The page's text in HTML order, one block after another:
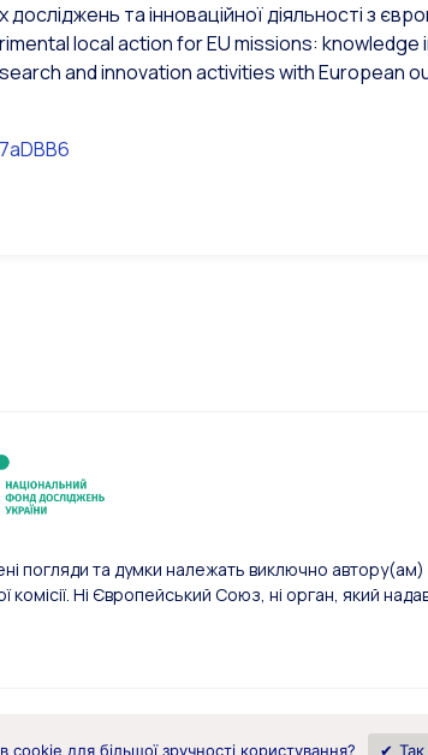
досліджень та інноваційної діяльності з
local action for EU missions:
and innovation activities with European
погляди та думки належать виключно
Ні Європейський Союз, ні орган, який
cookie для більшої зручності користування? ✔ Так